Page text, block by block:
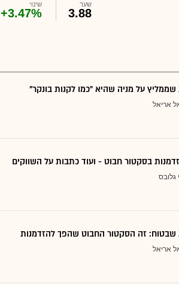
שער
3.88
שינוי
+3.47%
על מניה שהיא "כמו לקנות בונקר"
אריאל
בסקטור חבוט - ועוד כתבות על השווקים
גלובס
זה הסקטור החבוט שהפך להזדמנות
אריאל